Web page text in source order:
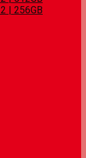
| 256GB